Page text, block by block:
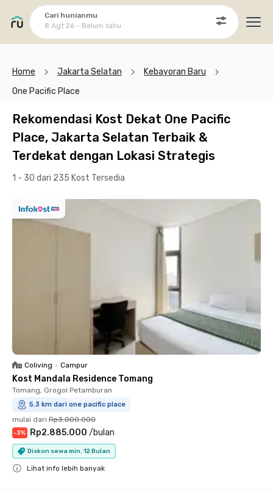
Cari hunianmu
8 Agt 26 - Belum tahu
Home Jakarta Selatan
Kebayoran Baru
One Pacific Place
Rekomendasi Kost Dekat One Pacific
Place, Jakarta Selatan Terbaik &
Terdekat dengan Lokasi Strategis
1 - 30 dari 235 Kost Tersedia
Coliving • Campur
Kost Mandala Residence Tomang
Tomang, Grogol Petamburan
5.3 km dari one pacific place
mulai dari Rp3.000.000
-3% Rp2.885.000 /bulan
Diskon sewa min. 12 Bulan
Lihat info lebih banyak